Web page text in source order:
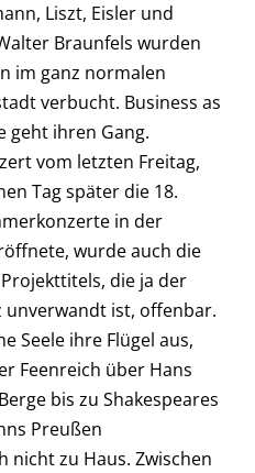
Liszt, Eisler und
Braunfels wurden
im ganz normalen
verbucht. Business as
geht ihren Gang.
vom letzten Freitag,
Tag später die 18.
in der
wurde auch die
die ja der
ist, offenbar.
Seele ihre Flügel aus,
Feenreich über Hans
bis zu Shakespeares
Preußen
nicht zu Haus. Zwischen